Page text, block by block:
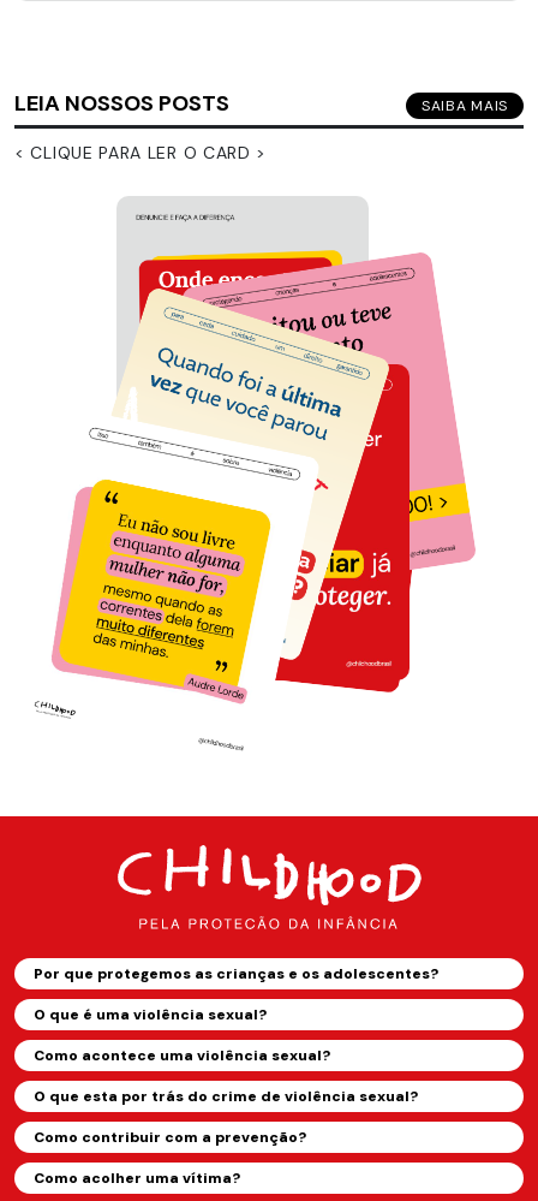
LEIA NOSSOS POSTS SAIBA MAIS
< CLIQUE PARA LER O CARD >
Por que protegemos as crianças e os adolescentes?
O que é uma violência sexual?
Como acontece uma violência sexual?
O que esta por trás do crime de violência sexual?
Como contribuir com a prevenção?
Como acolher uma vítima?